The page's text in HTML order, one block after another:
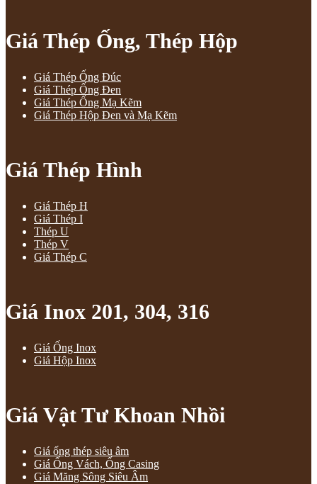
Giá Thép Ống, Thép Hộp
Giá Thép Ống Đúc
Giá Thép Ống Đen
Giá Thép Ống Mạ Kẽm
Giá Thép Hộp Đen và Mạ Kẽm
Giá Thép Hình
Giá Thép H
Giá Thép I
Thép U
Thép V
Giá Thép C
Giá Inox 201, 304, 316
Giá Ống Inox
Giá Hộp Inox
Giá Vật Tư Khoan Nhồi
Giá ống thép siêu âm
Giá Ống Vách, Ống Casing
Giá Măng Sông Siêu Âm